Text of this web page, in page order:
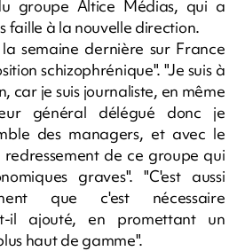
groupe Altice Médias, qui a
faille à la nouvelle direction.
semaine dernière sur France
schizophrénique". "Je suis à
car je suis journaliste, en même
général délégué donc je
des managers, et avec le
de ce groupe qui
graves". "C'est aussi
que c'est nécessaire
t-il ajouté, en promettant un
haut de gamme".